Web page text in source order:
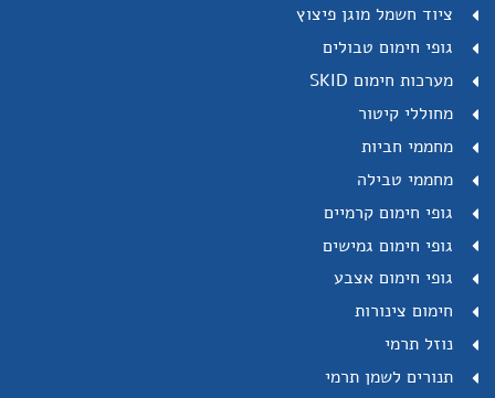
ציוד חשמל מוגן פיצוץ
גופי חימום טבולים
מערכות חימום SKID
מחוללי קיטור
מחממי חביות
מחממי טבילה
גופי חימום קרמיים
גופי חימום גמישים
גופי חימום אצבע
חימום צינורות
נוזל תרמי
תנורים לשמן תרמי